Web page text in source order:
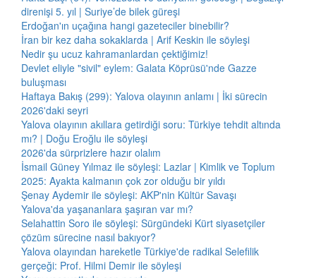
direnişi 5. yıl | Suriye’de bilek güreşi
Erdoğan'ın uçağına hangi gazeteciler binebilir?
İran bir kez daha sokaklarda | Arif Keskin ile söyleşi
Nedir şu ucuz kahramanlardan çektiğimiz!
Devlet eliyle "sivil" eylem: Galata Köprüsü'nde Gazze
buluşması
Haftaya Bakış (299): Yalova olayının anlamı | İki sürecin
2026'daki seyri
Yalova olayının akıllara getirdiği soru: Türkiye tehdit altında
mı? | Doğu Eroğlu ile söyleşi
2026'da sürprizlere hazır olalım
İsmail Güney Yılmaz ile söyleşi: Lazlar | Kimlik ve Toplum
2025: Ayakta kalmanın çok zor olduğu bir yıldı
Şenay Aydemir ile söyleşi: AKP'nin Kültür Savaşı
Yalova'da yaşananlara şaşıran var mı?
Selahattin Soro ile söyleşi: Sürgündeki Kürt siyasetçiler
çözüm sürecine nasıl bakıyor?
Yalova olayından hareketle Türkiye'de radikal Selefilik
gerçeği: Prof. Hilmi Demir ile söyleşi